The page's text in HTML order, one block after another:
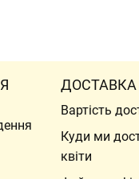
ДОСТАВКА
Вартість
Куди ми
квіти